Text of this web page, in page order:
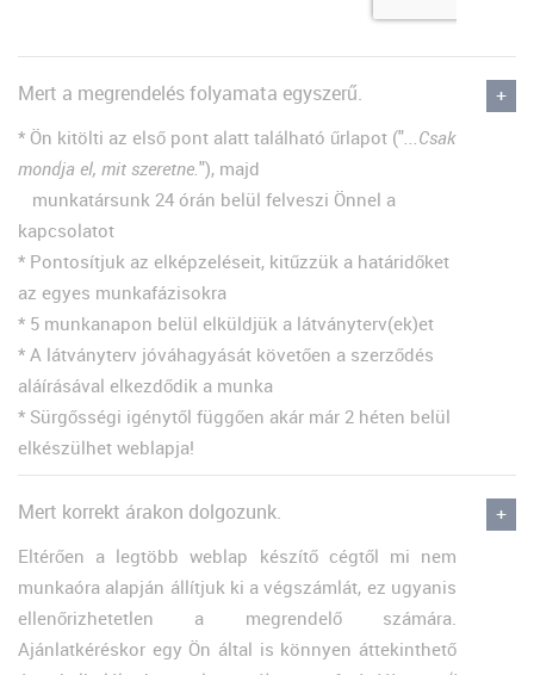
Mert a megrendelés folyamata egyszerű.
* Ön kitölti az első pont alatt található űrlapot ("...Csak
mondja el, mit szeretne."), majd
munkatársunk 24 órán belül felveszi Önnel a
kapcsolatot
* Pontosítjuk az elképzeléseit, kitűzzük a határidőket
az egyes munkafázisokra
* 5 munkanapon belül elküldjük a látványterv(ek)et
* A látványterv jóváhagyását követően a szerződés
aláírásával elkezdődik a munka
* Sürgősségi igénytől függően akár már 2 héten belül
elkészülhet weblapja!
Mert korrekt árakon dolgozunk.
Eltérően a legtöbb weblap készítő cégtől mi nem
munkaóra alapján állítjuk ki a végszámlát, ez ugyanis
ellenőrizhetetlen a megrendelő számára.
Ajánlatkéréskor egy Ön által is könnyen áttekinthető